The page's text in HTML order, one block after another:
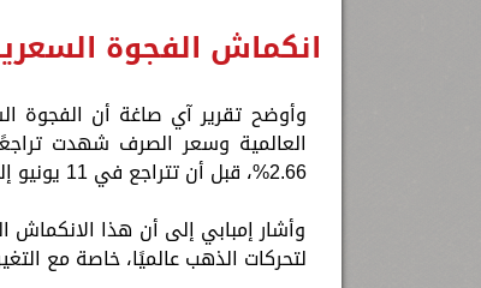
انكماش الفجوة
وأوضح تقرير آي صاغة أن الفجوة
2.66%، قبل أن تتراجع في 11 يونيو إلى 108.97 جنيه بنسبة 1.82%، بانخفاض بلغ 49.28 جنيه خلال يوم واحد.
وأشار إمبابي إلى أن هذا
لتحركات الذهب عالميًا، خاصة مع